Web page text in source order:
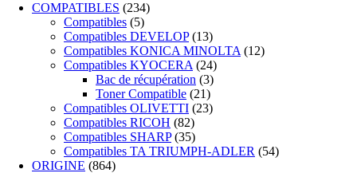
COMPATIBLES (234)
Compatibles (5)
Compatibles DEVELOP (13)
Compatibles KONICA MINOLTA (12)
Compatibles KYOCERA (24)
Bac de récupération (3)
Toner Compatible (21)
Compatibles OLIVETTI (23)
Compatibles RICOH (82)
Compatibles SHARP (35)
Compatibles TA TRIUMPH-ADLER (54)
ORIGINE (864)